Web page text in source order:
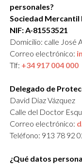
personales?
Sociedad Mercantil
NIF: A-81553521
Domicilio: calle José
Correo electrónico:
Tlf: +34 917 004 000
Delegado de
David Diaz Vázquez
Calle del Doctor
Correo electrónico:
Teléfono: 913 78 92
¿Qué datos